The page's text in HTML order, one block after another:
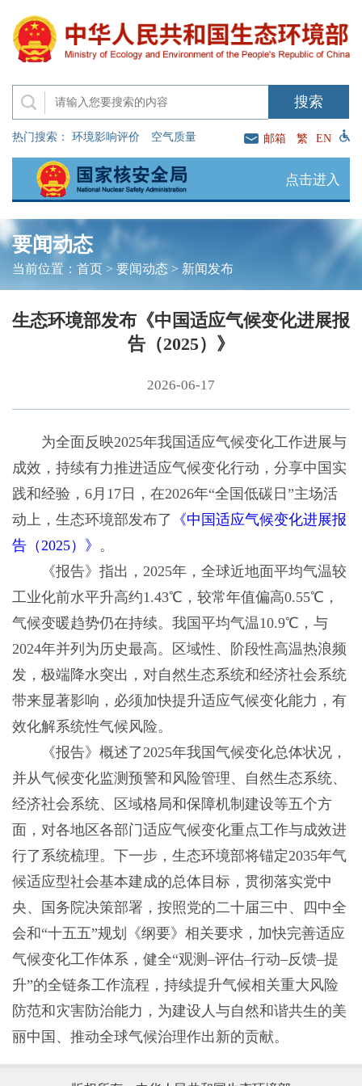
热门搜索： 环境影响评价 空气质量 邮箱 繁 EN
点击进入
要闻动态
当前位置： 首页> 要闻动态 > 新闻发布
生态环境部发布《中国适应气候变化进展报
告（2025）》
2026-06-17
为全面反映2025年我国适应气候变化工作进展与
成效，持续有力推进适应气候变化行动，分享中国实
践和经验，6月17日，在2026年“全国低碳日”主场活
动上，生态环境部发布了 《中国适应气候变化进展报
告（2025）》 。
《报告》指出，2025年，全球近地面平均气温较
工业化前水平升高约1.43℃，较常年值偏高0.55℃，
气候变暖趋势仍在持续。我国平均气温10.9℃，与
2024年并列为历史最高。区域性、阶段性高温热浪频
发，极端降水突出，对自然生态系统和经济社会系统
带来显著影响，必须加快提升适应气候变化能力，有
效化解系统性气候风险。
《报告》概述了2025年我国气候变化总体状况，
并从气候变化监测预警和风险管理、自然生态系统、
经济社会系统、区域格局和保障机制建设等五个方
面，对各地区各部门适应气候变化重点工作与成效进
行了系统梳理。下一步，生态环境部将锚定2035年气
候适应型社会基本建成的总体目标，贯彻落实党中
央、国务院决策部署，按照党的二十届三中、四中全
会和“十五五”规划《纲要》相关要求，加快完善适应
气候变化工作体系，健全“观测–评估–行动–反馈–提
升”的全链条工作流程，持续提升气候相关重大风险
防范和灾害防治能力，为建设人与自然和谐共生的美
丽中国、推动全球气候治理作出新的贡献。